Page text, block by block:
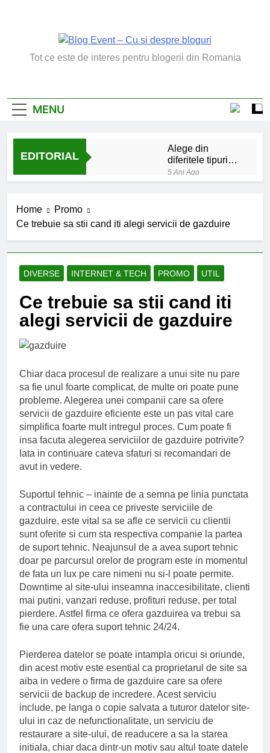
Blog Event – Cu Si
Tot ce este de interes pentru blogerii din Romania
MENU
EDITORIAL
Alege din
diferitele tipuri
de bratara de
argint
5 Ani Ago
Lucruri esentiale
invatate de la copilul
meu
Ce spun mailurile de
Donald Trump
6 Ani Ago
Earthing sau
beneficiile contactului
iertam?
6 Ani Ago
Home
Promo
Ce trebuie sa stii cand iti alegi servicii de gazduire
DIVERSE INTERNET & TECH PROMO UTIL
Ce trebuie sa stii cand iti
alegi servicii de gazduire
Chiar daca procesul de realizare a unui site nu pare
sa fie unul foarte complicat, de multe ori poate pune
probleme. Alegerea unei companii care sa ofere
servicii de gazduire eficiente este un pas vital care
simplifica foarte mult intregul proces. Cum poate fi
insa facuta alegerea serviciilor de gazduire potrivite?
Iata in continuare cateva sfaturi si recomandari de
avut in vedere.
Suportul tehnic – inainte de a semna pe linia punctata
a contractului in ceea ce priveste serviciile de
gazduire, este vital sa se afle ce servicii cu clientii
sunt oferite si cum sta respectiva companie la partea
de suport tehnic. Neajunsul de a avea suport tehnic
doar pe parcursul orelor de program este in momentul
de fata un lux pe care nimeni nu si-l poate permite.
Downtime al site-ului inseamna inaccesibilitate, clienti
mai putini, vanzari reduse, profituri reduse, per total
pierdere. Astfel firma ce ofera gazduirea va trebui sa
fie una care ofera suport tehnic 24/24.
Pierderea datelor se poate intampla oricui si oriunde,
din acest motiv este esential ca proprietarul de site sa
aiba in vedere o firma de gazduire care sa ofere
servicii de backup de incredere. Acest serviciu
include, pe langa o copie salvata a tuturor datelor site-
ului in caz de nefunctionalitate, un serviciu de
restaurare a site-ului, de readucere a sa la starea
initiala, chiar daca dintr-un motiv sau altul toate datele